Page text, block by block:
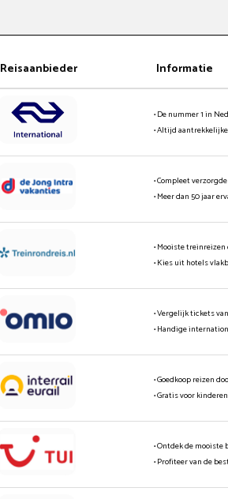
Reisaanbieder Informatie
• De nummer 1 in
• Altijd
• Compleet
• Meer dan 50 jaar
• Mooiste treinreizen
• Kies uit hotels
• Vergelijk tickets
• Handige
• Goedkoop reizen
• Gratis voor
• Ontdek de
• Profiteer van de